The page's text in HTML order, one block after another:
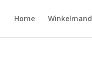
Home Winkelmand